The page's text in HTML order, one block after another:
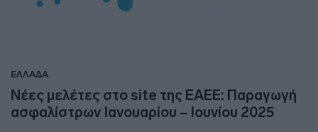
ΕΛΛΑΔΑ
Νέες μελέτες στο site της ΕΑΕΕ: Παραγωγή
ασφαλίστρων Ιανουαρίου – Ιουνίου 2025